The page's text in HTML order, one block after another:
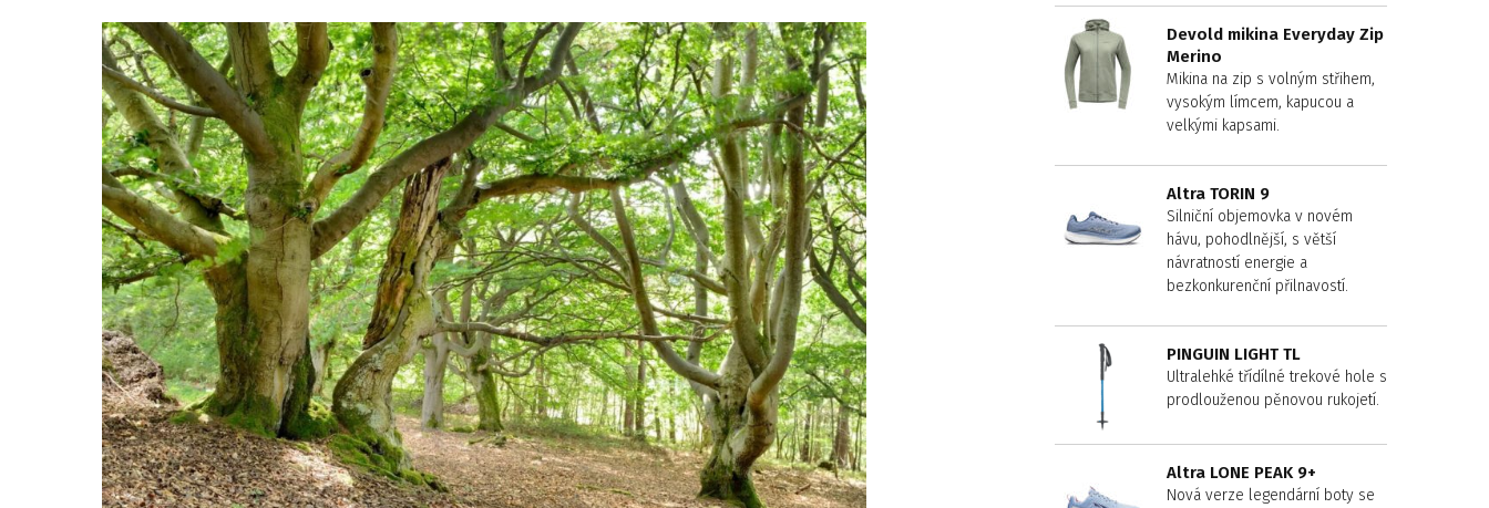
Devold mikina Everyday Zip
Merino
Mikina na zip s volným střihem,
vysokým límcem, kapucou a
velkými kapsami.
Altra TORIN 9
Silniční objemovka v novém
hávu, pohodlnější, s větší
návratností energie a
bezkonkurenční přilnavostí.
PINGUIN LIGHT TL
Ultralehké třídílné trekové hole s
prodlouženou pěnovou rukojetí.
Altra LONE PEAK 9+
Nová verze legendární boty se